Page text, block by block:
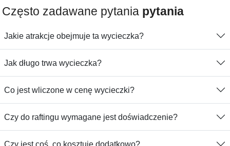
Często zadawane pytania pytania
Jakie atrakcje obejmuje ta wycieczka?
Jak długo trwa wycieczka?
Co jest wliczone w cenę wycieczki?
Czy do raftingu wymagane jest doświadczenie?
Czy jest coś, co kosztuje dodatkowo?